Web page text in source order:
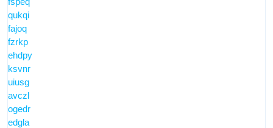
qukqi
fajoq
fzrkp
ehdpy
ksvnr
uiusg
avczl
ogedr
edgla